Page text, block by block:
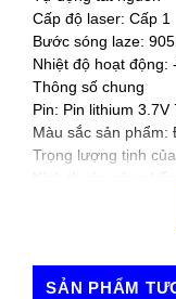
Cấp độ laser: Cấp 1
Bước sóng laze:
Nhiệt độ hoạt động:
Thông số chung
Pin: Pin lithium 3.7V
Màu sắc sản phẩm:
Trọng lượng tịnh
Phụ kiện tiêu
Đóng gói tiêu
Catalog
SẢN PHẨM